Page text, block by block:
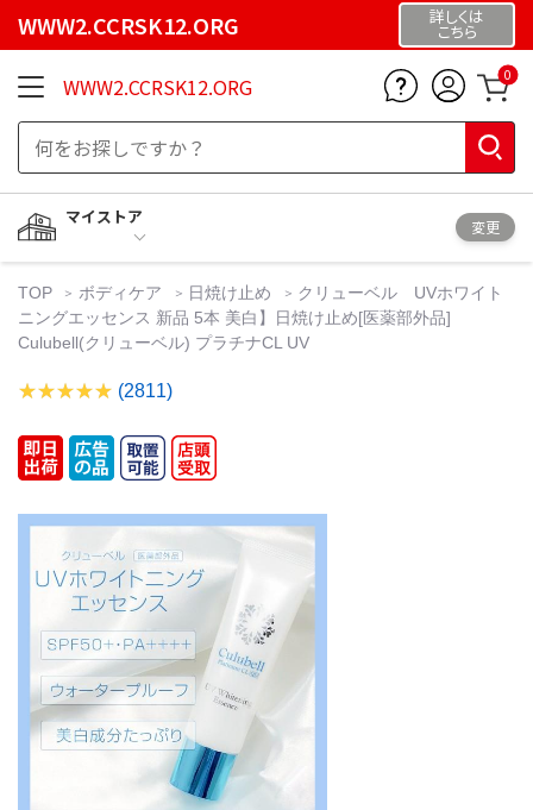
WWW2.CCRSK12.ORG 詳しくは
こちら
WWW2.CCRSK12.ORG 0
マイストア
変更
TOP ボディケア 日焼け止め
クリューベル UVホワイト
ニングエッセンス 新品 5本 美白】日焼け止め[医薬部外品]
Culubell(クリューベル) プラチナCL UV
(2811)